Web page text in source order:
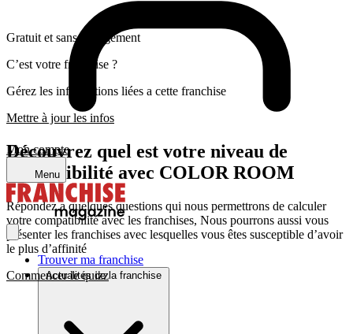
Mon compte
Menu
Trouver ma franchise
Actualités de la franchise
Gratuit et sans engagement
C’est votre franchise ?
Gérez les informations liées a cette franchise
Mettre à jour les infos
Découvrez quel est votre niveau de
compatibilité avec COLOR ROOM
Répondez a quelques questions qui nous permettrons de calculer
votre compatibilité avec les franchises, Nous pourrons aussi vous
présenter les franchises avec lesquelles vous êtes susceptible d’avoir
le plus d’affinité
Commencer le quizz